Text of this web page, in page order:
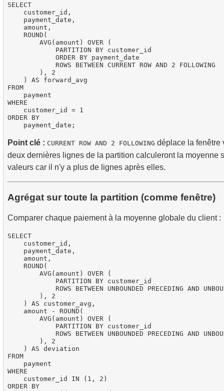
SELECT
    customer_id,
    payment_date,
    amount,
    ROUND(
        AVG(amount) OVER (
            PARTITION BY customer_id
            ORDER BY payment_date
            ROWS BETWEEN CURRENT ROW AND 2 FOLLOWING
        ), 2
    ) AS forward_avg
FROM
    payment
WHERE
    customer_id = 1
ORDER BY
Point clé : CURRENT ROW AND 2 FOLLOWING déplace la fenêtre
deux dernières lignes de la partition calculeront la moyenne
valeurs car il n'y a plus de lignes après elles.
Agrégat sur toute la partition (comme fenêtre)
Comparer chaque paiement à la moyenne globale du client :
SELECT
    customer_id,
    payment_date,
    amount,
    ROUND(
        AVG(amount) OVER (
            PARTITION BY customer_id
ROWS BETWEEN UNBOUNDED PRECEDING AND
        ), 2
    ) AS customer_avg,
    amount - ROUND(
        AVG(amount) OVER (
            PARTITION BY customer_id
ROWS BETWEEN UNBOUNDED PRECEDING AND
        ), 2
    ) AS deviation
FROM
    payment
WHERE
    customer_id IN (1, 2)
ORDER BY